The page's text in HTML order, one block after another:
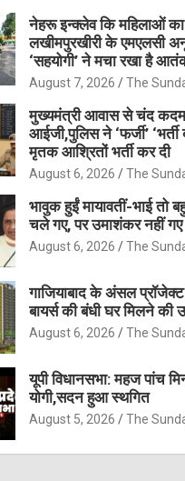
नेहरू इन्क्लेव कि महिलाओं
लखीमपुरखीरी के एमएलसी
‘सहयोगी’ ने मचा रखा है
August 7, 2026 The
मुख्यमंत्री आवास से चंद कदम
आईजी,पुलिस ने ‘फर्जी’ ‘भर्ती
मृतक आश्रितों भर्ती कर दी
August 6, 2026 The
भावुक हुईं मायावतीं-भाई तो
चले गए, पर उमाशंकर नहीं गए
August 6, 2026 The
गाजियाबाद के अंसल
बायर्स की बंधी घर मिलने की
August 6, 2026 The
यूपी विधानसभा: महज पांच
योगी,सदन हुआ स्थगित
August 5, 2026 The